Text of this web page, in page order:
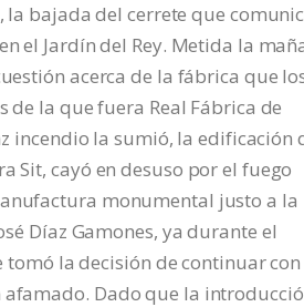
bajada del cerrete que
el Jardín del Rey. Metida la
acerca de la fábrica que
de la que fuera Real Fábrica de
incendio la sumió, la edificación
Sit, cayó en desuso por el fuego
monumental justo a la
Díaz Gamones, ya durante el
tomó la decisión de continuar con
Dado que la